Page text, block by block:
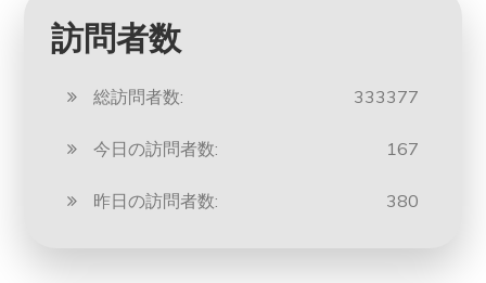
訪問者数
333377
総訪問者数:
167
今日の訪問者数:
380
昨日の訪問者数: